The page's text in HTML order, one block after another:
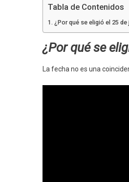
Tabla de Contenidos
¿Por qué se eligió el 25 de
¿Por qué se
La fecha no es una